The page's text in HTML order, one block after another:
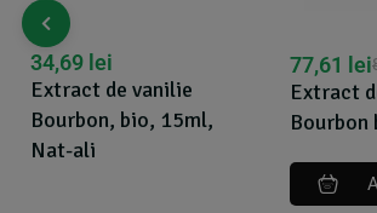
15ml,
Extract de vanilie de
Bourbon bio 40ml Cook
lei
Adauga In Cos